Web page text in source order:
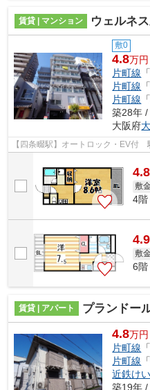
賃貸 | マンション ウェルネ
敷0
4.8万
片町線 「
片町線 「
片町線 「
築28年
大阪府
【四条畷駅】オートロック・EV付
4.8
敷
4階
4.9
敷
6階
賃貸 | アパート プランドー
4.8万円
片町線
片町線
近鉄け
築19年 /